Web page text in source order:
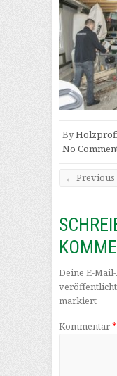
By
No
← Previous
Deine E-
markiert
Kommentar*